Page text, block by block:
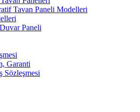
Tavan Paneli Modelleri
Paneli
Garanti
Sözleşmesi